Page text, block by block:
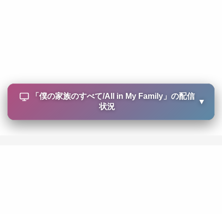
「 僕の家族のすべて/All in My Family」の配信
状況
▼